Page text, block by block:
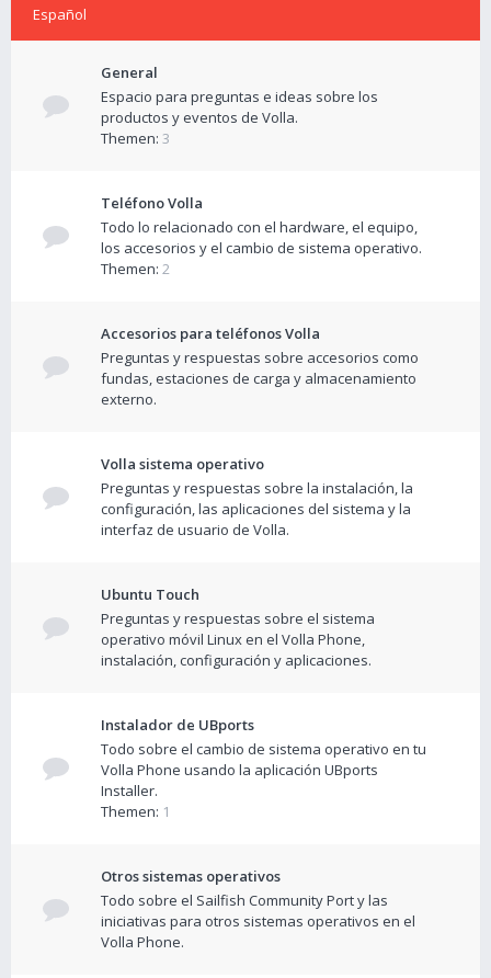
Español
General
Espacio para preguntas e ideas sobre los
productos y eventos de Volla.
Themen: 3
Teléfono Volla
Todo lo relacionado con el hardware, el equipo,
los accesorios y el cambio de sistema operativo.
Themen: 2
Accesorios para teléfonos Volla
Preguntas y respuestas sobre accesorios como
fundas, estaciones de carga y almacenamiento
externo.
Volla sistema operativo
Preguntas y respuestas sobre la instalación, la
configuración, las aplicaciones del sistema y la
interfaz de usuario de Volla.
Ubuntu Touch
Preguntas y respuestas sobre el sistema
operativo móvil Linux en el Volla Phone,
instalación, configuración y aplicaciones.
Instalador de UBports
Todo sobre el cambio de sistema operativo en tu
Volla Phone usando la aplicación UBports
Installer.
Themen: 1
Otros sistemas operativos
Todo sobre el Sailfish Community Port y las
iniciativas para otros sistemas operativos en el
Volla Phone.